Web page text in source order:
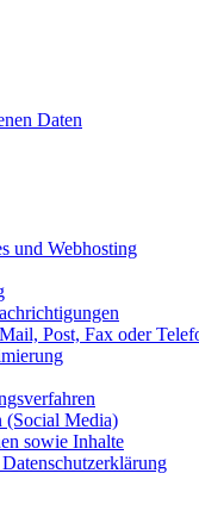
Daten
und Webhosting
Post, Fax oder
(Social Media)
sowie Inhalte